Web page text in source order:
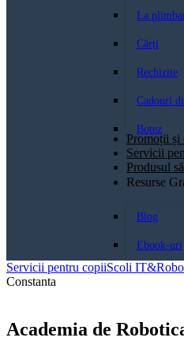
La
Cărți
Rechizite
Cadouri
Botez
Promoții și
Servicii
Produsul
Resurse
Blog
Ebook-uri
Servicii pentru copiiScoli
Constanta
Academia de